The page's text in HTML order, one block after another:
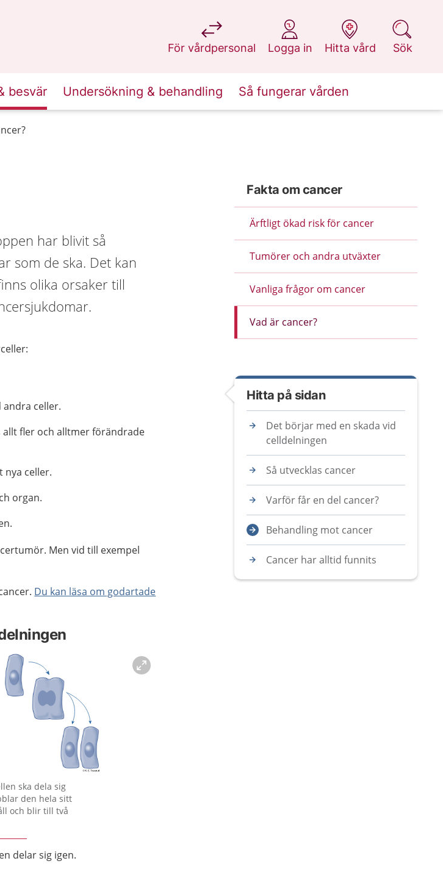
För vårdpersonal
på 1177.se
Logga in
på 1177.se
Hitta vård
på 1177.se
Sök
på 1177.se
besvär Undersökning & behandling Så fungerar vården
har blivit så
som de ska. Det kan
olika orsaker till
celler.
fler och alltmer förändrade
nya celler.
organ.
Men vid till exempel
Du kan läsa om godartade
bilden
ska dela sig
den hela sitt
och blir till två
delar sig igen.
Fakta om cancer
Ärftligt ökad risk för cancer
Tumörer och andra utväxter
Vanliga frågor om cancer
Vad är cancer?
Hitta på sidan
Det börjar med en skada vid
celldelningen
Så utvecklas cancer
Varför får en del cancer?
Behandling mot cancer
Cancer har alltid funnits